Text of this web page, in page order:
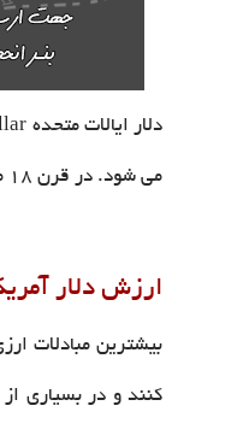
می شود. در قرن ۱۸ میلادی ps برای نشان دادن دلار آمریکا استفاده می شد و به مرور دو حرف s و p به هم چسبیده شده و علامت $ را تشکیل دادند.
ارزش دلار
بیشترین مبادلات
کنند و در بسیاری